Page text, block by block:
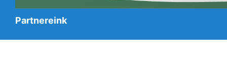
Partnereink